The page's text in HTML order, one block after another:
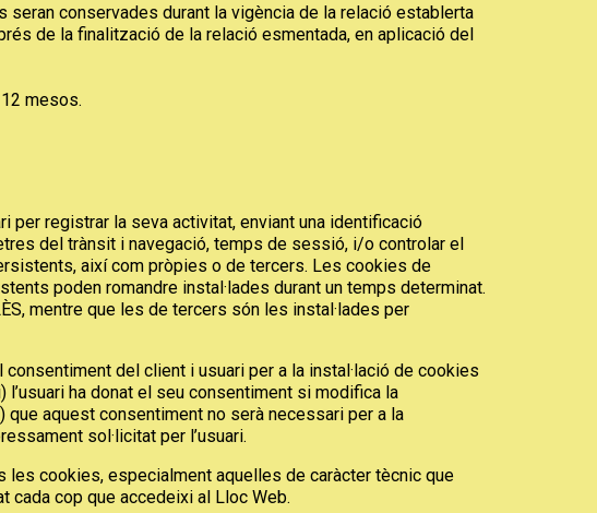
seran conservades durant la vigència de la relació establerta
de la finalització de la relació esmentada, en aplicació del
mesos.
per registrar la seva activitat, enviant una identificació
del trànsit i navegació, temps de sessió, i/o controlar el
així com pròpies o de tercers. Les cookies de
poden romandre instal·lades durant un temps determinat.
mentre que les de tercers són les instal·lades per
del client i usuari per a la instal·lació de cookies
ha donat el seu consentiment si modifica la
aquest consentiment no serà necessari per a la
sol·licitat per l’usuari.
les cookies, especialment aquelles de caràcter tècnic que
cada cop que accedeixi al Lloc Web.